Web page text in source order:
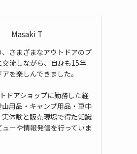
Masaki T
さまざまなアウトドアのプ
交流しながら、自身も15年
を楽しんできました。
ドアショップに勤務した経
用品・キャンプ用品・車中
体験と販売現場で得た知識
ーや情報発信を行っていま